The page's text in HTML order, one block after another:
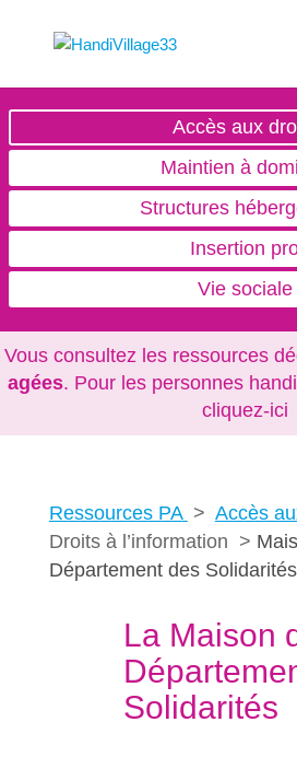
Accès aux
Maintien à
Structures
Insertion
Vie sociale
Vous consultez les ressources
agées. Pour les personnes
cliquez-ici
Ressources PA
Accès
Droits à l’information
Département des Solidarités
La Maison
Solidarités